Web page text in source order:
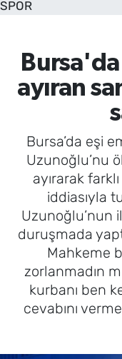
SPOR
ayıran
Bursa’da eşi
Uzunoğlu’nu
ayırarak
iddiasıyla
Uzunoğlu’nun
duruşmada
Mahkeme
zorlanmadın
kurbanı ben
cevabını